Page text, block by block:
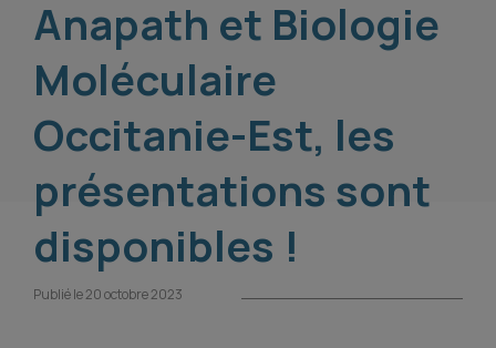
Anapath et Biologie
Moléculaire
Occitanie-Est, les
présentations sont
disponibles !
Publié le 20 octobre 2023